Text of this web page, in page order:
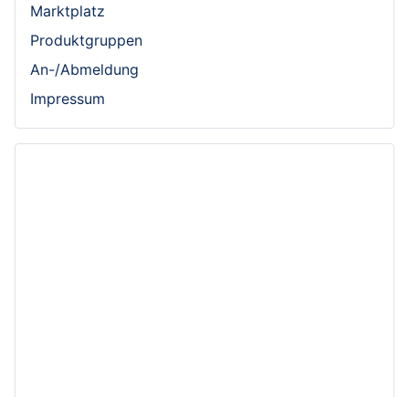
Marktplatz
Produktgruppen
An-/Abmeldung
Impressum